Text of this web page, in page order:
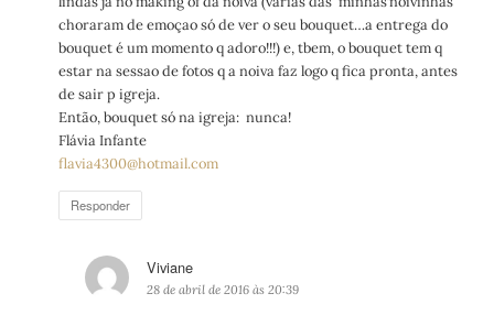
choraram de emoçao só de ver o seu bouquet…a entrega do
bouquet é um momento q adoro!!!) e, tbem, o bouquet tem q
estar na sessao de fotos q a noiva faz logo q fica pronta, antes
de sair p igreja.
Então, bouquet só na igreja: nunca!
Flávia Infante
flavia4300@hotmail.com
Responder
Viviane
i
28 de abril de 2016 às 20:39